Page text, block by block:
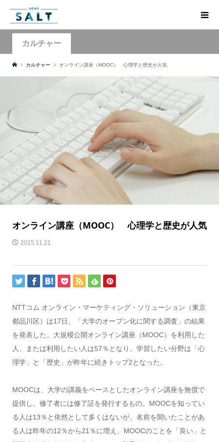
カルチャー
カルチャー オンライン講座（MOOC） 心理学と歴史が人気
オンライン講座（MOOC） 心理学と歴史が人気
2015.11.21
NTTコム オンライン・マーケティング・ソリューション（東京
都品川区）は17日、「大学のオープン化に関する調査」の結果
を発表した。大規模公開オンライン講座（MOOC）を利用した
人、または利用したい人は57％となり、学習したい分野は「心
理学」と「歴史」が昨年に続きトップ2となった。
MOOCは、大学の講義をベースとしたオンライン講座を無償で
提供し、修了者には修了証を発行するもの。MOOCを知ってい
る人は13％と依然として多くはないが、名前を聞いたことがあ
る人は昨年の12％から21％に増え、MOOCのことを「良い」と